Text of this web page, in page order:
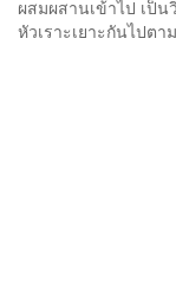
ผสมผสานเข้าไป เป็
หัวเราะเยาะกันไปตา